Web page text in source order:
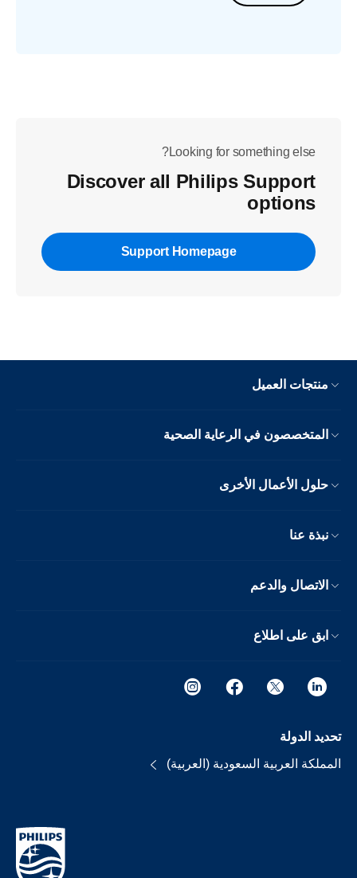
Looking for something else?
Discover all Philips Support
options
Support Homepage
منتجات العميل
المتخصصون في الرعاية الصحية
حلول الأعمال الأخرى
نبذة عنا
الاتصال والدعم
ابق على اطلاع
تحديد الدولة
المملكة العربية السعودية (العربية)